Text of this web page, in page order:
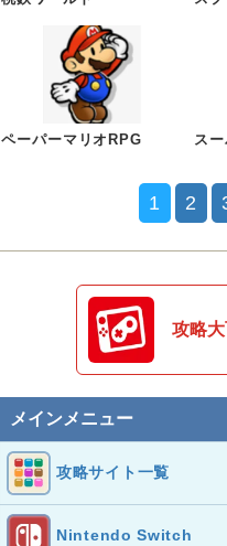
ペーパーマリオRPG ス
1 2
攻略
メインメニュー
攻略サイト一覧
Nintendo Switch